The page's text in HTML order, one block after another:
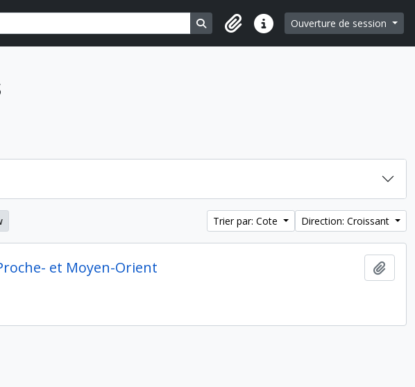
Search in browse page
Liens rapidesOuverture de session
Trier par: Cote Direction: Croissant
et Moyen-Orient